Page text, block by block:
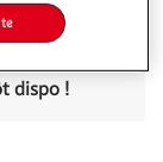
dispo !